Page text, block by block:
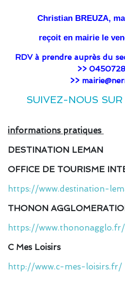
Christian BREUZA,
reçoit en mairie le
RDV à prendre auprès du
>>
>>
SUIVEZ-NOUS
informations pratiques
DESTINATION LEMAN
OFFICE DE TOURISME
https://www.destination-
THONON
https://www.thononagglo.fr/
C Mes Loisirs
http://www.c-mes-loisirs.fr/